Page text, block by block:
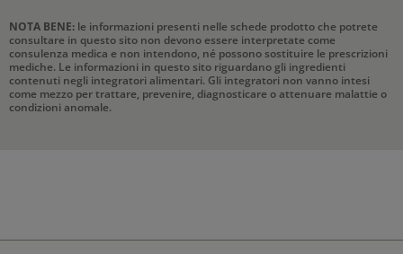
NOTA BENE: le informazioni presenti nelle schede prodotto che potrete
consultare in questo sito non devono essere interpretate come
consulenza medica e non intendono, né possono sostituire le prescrizioni
mediche. Le informazioni in questo sito riguardano gli ingredienti
contenuti negli integratori alimentari. Gli integratori non vanno intesi
come mezzo per trattare, prevenire, diagnosticare o attenuare malattie o
condizioni anomale.